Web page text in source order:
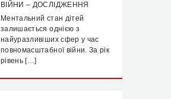
ВІЙНИ – ДОСЛІДЖЕННЯ
Ментальний стан дітей
залишається однією з
найуразливіших сфер у час
повномасштабної війни. За рік
рівень […]